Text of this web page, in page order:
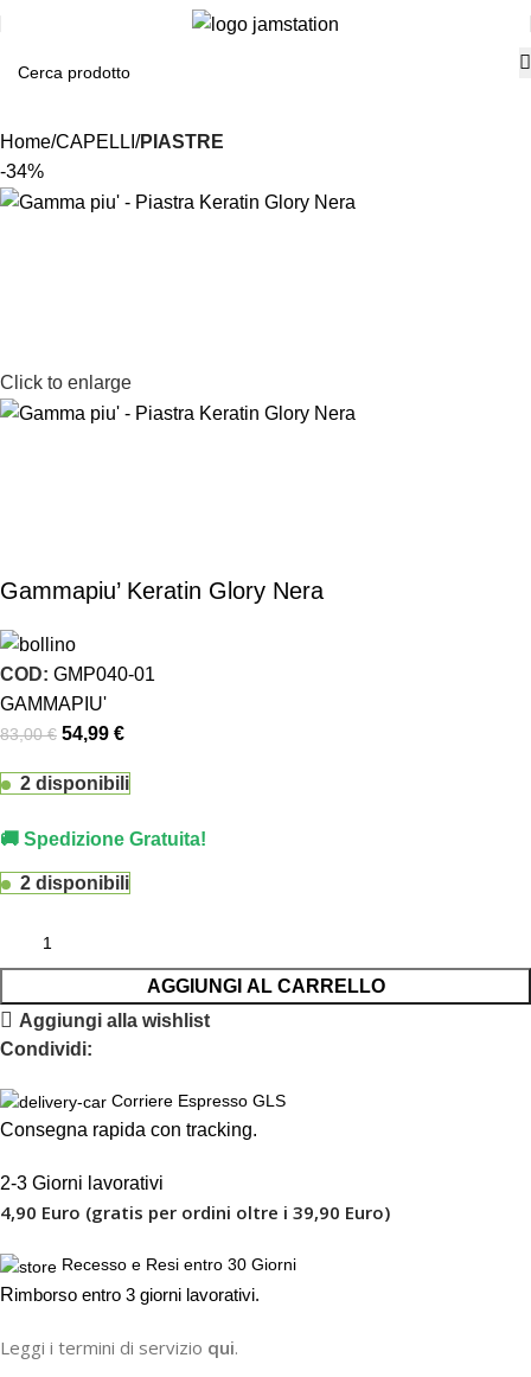
Home CAPELLI PIASTRE
-34%
Click to enlarge
Gammapiu’ Keratin Glory Nera
COD: GMP040-01
GAMMAPIU'
83,00€ 54,99 €
2 disponibili
🚚 Spedizione Gratuita!
2 disponibili
AGGIUNGI AL CARRELLO
Aggiungi alla wishlist
Condividi:
Corriere Espresso GLS
Consegna rapida con tracking.
2-3 Giorni lavorativi
4,90 Euro (gratis per ordini oltre i 39,90 Euro)
Recesso e Resi entro 30 Giorni
Rimborso entro 3 giorni lavorativi.
Leggi i termini di servizio qui.